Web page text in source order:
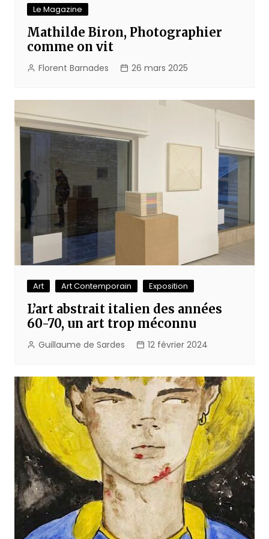
Le Magazine
Mathilde Biron, Photographier
comme on vit
Florent Barnades 26 mars 2025
Art Art Contemporain Exposition
L’art abstrait italien des années
60-70, un art trop méconnu
Guillaume de Sardes 12 février 2024